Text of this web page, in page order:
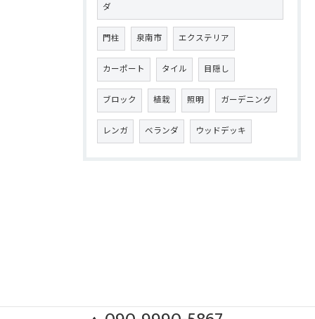
ダ
門柱 泉南市 エクステリア
カーポート タイル 目隠し
ブロック 植栽 照明 ガーデニング
レンガ ベランダ ウッドデッキ